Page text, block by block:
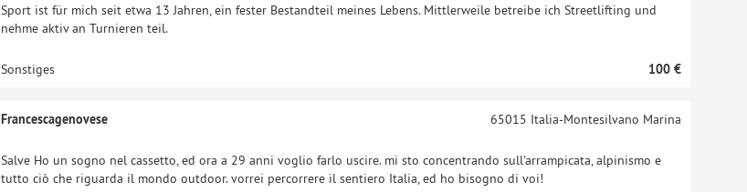
Sport ist für mich seit etwa 13 Jahren, ein fester Bestandteil meines Lebens. Mittlerweile betreibe ich Streetlifting und
nehme aktiv an Turnieren teil.
Sonstiges 100 €
Francescagenovese
Salve Ho un sogno nel cassetto, ed ora a 29 anni voglio farlo uscire. mi sto concentrando sull'arrampicata, alpinismo e
tutto ciò che riguarda il mondo outdoor. vorrei percorrere il sentiero Italia, ed ho bisogno di voi!
65015 Italia-Montesilvano Marina